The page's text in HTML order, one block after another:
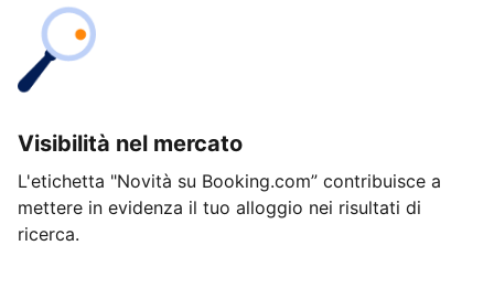
Visibilità nel mercato
L'etichetta "Novità su Booking.com” contribuisce a
mettere in evidenza il tuo alloggio nei risultati di
ricerca.